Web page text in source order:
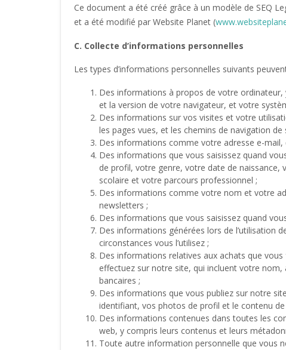
Ce document a été créé grâce à un modèle de SEQ
et a été modifié par Website Planet (
C. Collecte d’informations personnelles
Les types d’informations personnelles suivants
Des informations à propos de votre
et la version de votre navigateur, et votre
Des informations sur vos visites et votre
les pages vues, et les chemins de navigation de
Des informations comme votre adresse e-
Des informations que vous saisissez quand
de profil, votre genre, votre date de
scolaire et votre parcours professionnel ;
Des informations comme votre nom et votre
newsletters ;
Des informations que vous saisissez quand
Des informations générées lors de l’utilisation
circonstances vous l’utilisez ;
Des informations relatives aux achats que
effectuez sur notre site, qui incluent votre
bancaires ;
Des informations que vous publiez sur notre
identifiant, vos photos de profil et le contenu
Des informations contenues dans toutes les
web, y compris leurs contenus et leurs
Toute autre information personnelle que vous